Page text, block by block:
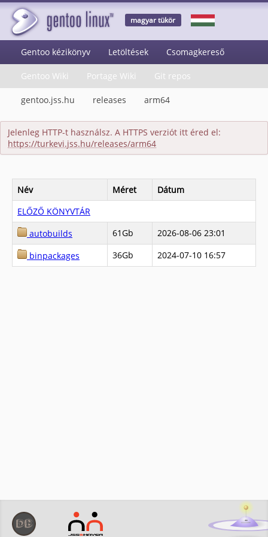
magyar tükör
Gentoo kézikönyv Letöltések Csomagkereső
Gentoo Wiki Portage Wiki Git repos
gentoo.jss.hu releases arm64
Jelenleg HTTP-t használsz. A HTTPS verziót itt éred el:
https://turkevi.jss.hu/releases/arm64
Név Méret
Dátum
ELŐZŐ KÖNYVTÁR
autobuilds
61Gb
2026-08-06 23:01
binpackages
36Gb 2024-07-10 16:57